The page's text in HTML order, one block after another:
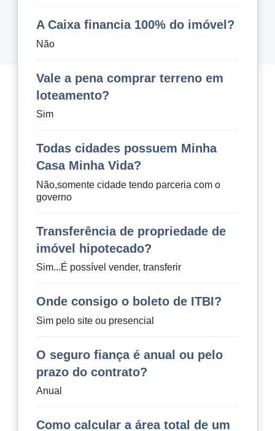
A Caixa financia 100% do imóvel?
Não
Vale a pena comprar terreno em
loteamento?
Sim
Todas cidades possuem Minha
Casa Minha Vida?
Não,somente cidade tendo parceria com o
governo
Transferência de propriedade de
imóvel hipotecado?
Sim...É possível vender, transferir
Onde consigo o boleto de ITBI?
Sim pelo site ou presencial
O seguro fiança é anual ou pelo
prazo do contrato?
Anual
Como calcular a área total de um